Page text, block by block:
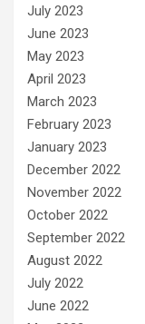
July 2023
June 2023
May 2023
April 2023
March 2023
February 2023
January 2023
December 2022
November 2022
October 2022
September 2022
August 2022
July 2022
June 2022